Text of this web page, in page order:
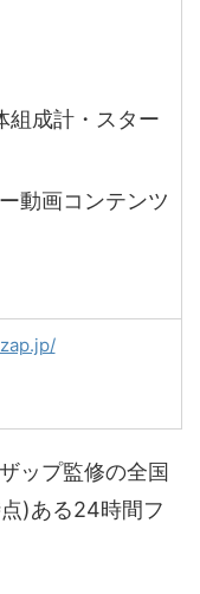
組成計・スター
動画コンテンツ
ップ監修の全国
)ある24時間フ